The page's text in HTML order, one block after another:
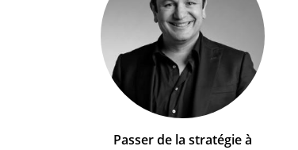
Passer de la stratégie à